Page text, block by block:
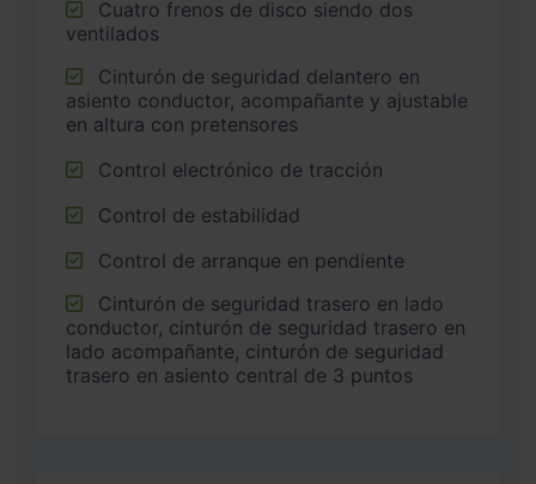
ventilados
asiento conductor, acompañante y ajustable
en altura con pretensores
Control electrónico de tracción
Control de estabilidad
Control de arranque en pendiente
conductor, cinturón de seguridad trasero en
lado acompañante, cinturón de seguridad
trasero en asiento central de 3 puntos